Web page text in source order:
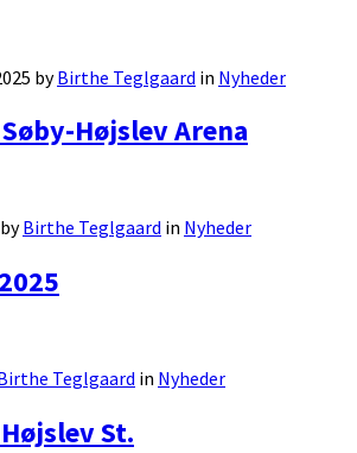
byBirthe Teglgaard in Nyheder
Højslev Arena
byBirthe Teglgaard in Nyheder
Teglgaard in Nyheder
St.